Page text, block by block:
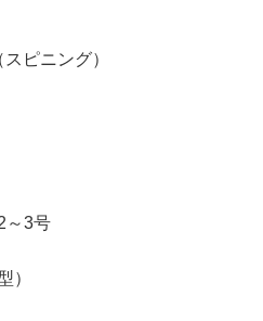
ピニング）
～3号
）